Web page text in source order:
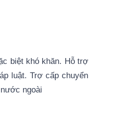
biệt khó khăn. Hỗ trợ
luật. Trợ cấp chuyển
ngoài